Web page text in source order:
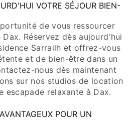
VOTRE SÉJOUR BIEN-
de vous ressourcer
Dax. Réservez dès aujourd'hui
Sarrailh et offrez-vous
et de bien-être dans un
nous dès maintenant
sur nos studios de location
relaxante à Dax.
POUR UN